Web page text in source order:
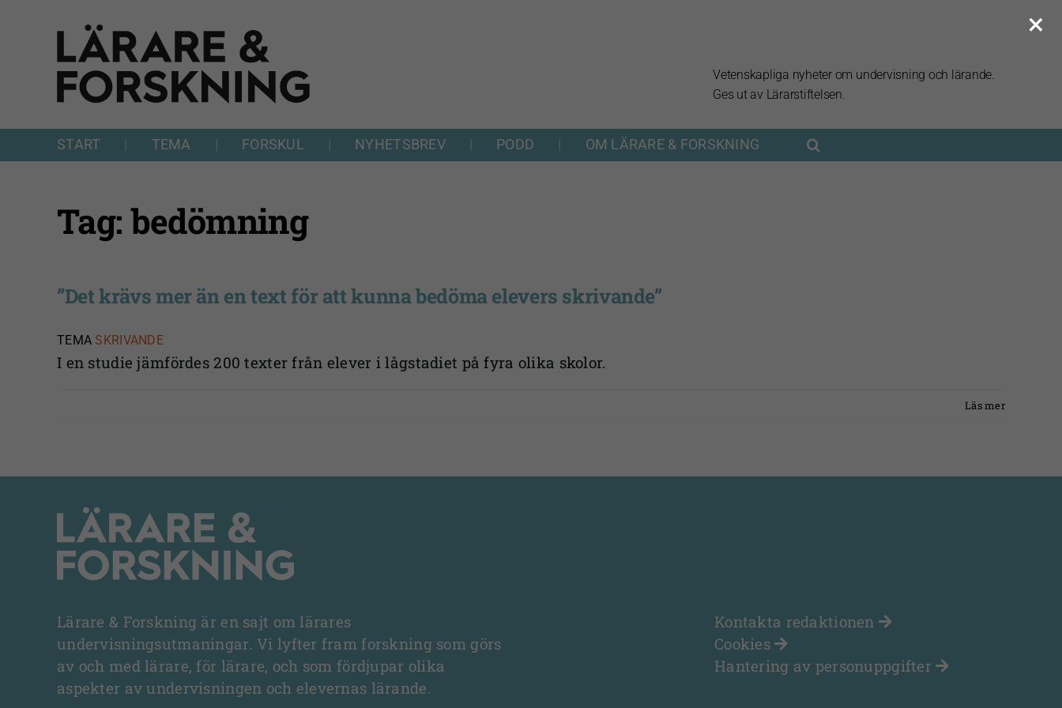
innehållet
Vetenskapliga nyheter om undervisning och lärande.
Ges ut av Lärarstiftelsen.
START TEMA FORSKUL NYHETSBREV PODD OM LÄRARE & FORSKNING
Tag: bedömning
”Det krävs mer än en text för att kunna bedöma elevers skrivande”
TEMA SKRIVANDE
I en studie jämfördes 200 texter från elever i lågstadiet på fyra olika skolor.
Läs mer
Lärare & Forskning är en sajt om lärares
undervisningsutmaningar. Vi lyfter fram forskning som görs
av och med lärare, för lärare, och som fördjupar olika
aspekter av undervisningen och elevernas lärande.
Kontakta redaktionen
Cookies
Hantering av personuppgifter
×